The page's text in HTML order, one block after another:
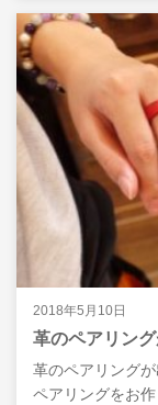
2018年5月10日
革のペアリング
革のペアリング
ペアリングをお